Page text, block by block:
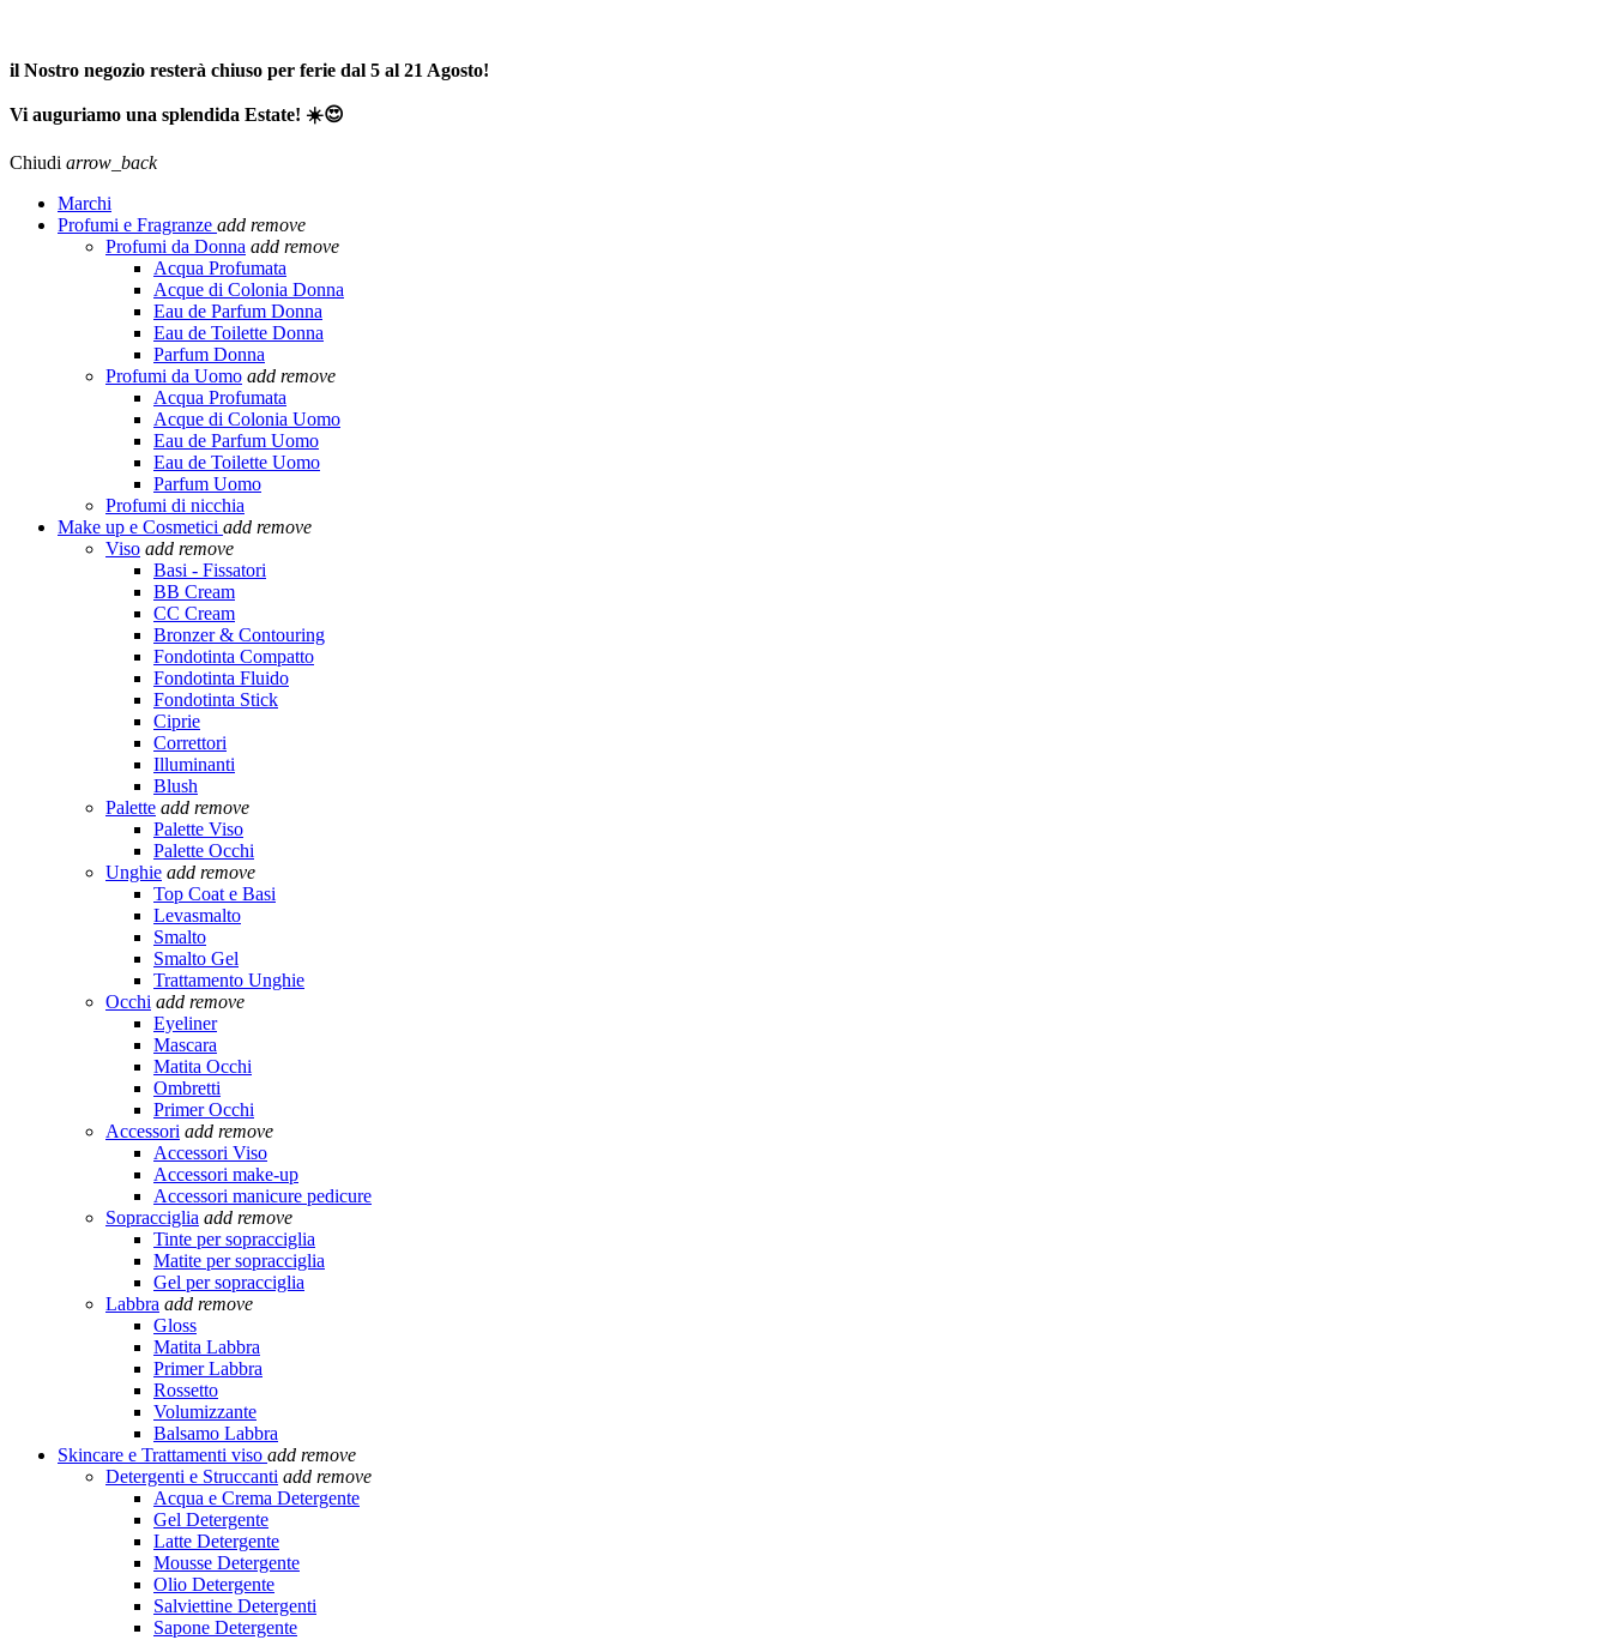
il Nostro negozio resterà chiuso per ferie dal 5 al 21 Agosto!
Vi auguriamo una splendida Estate! ☀️😍
Chiudi arrow_back
Marchi
Profumi e Fragranze add remove
Profumi da Donna add remove
Acqua Profumata
Acque di Colonia Donna
Eau de Parfum Donna
Eau de Toilette Donna
Parfum Donna
Profumi da Uomo add remove
Acqua Profumata
Acque di Colonia Uomo
Eau de Parfum Uomo
Eau de Toilette Uomo
Parfum Uomo
Profumi di nicchia
Make up e Cosmetici add remove
Viso add remove
Basi - Fissatori
BB Cream
CC Cream
Bronzer & Contouring
Fondotinta Compatto
Fondotinta Fluido
Fondotinta Stick
Ciprie
Correttori
Illuminanti
Blush
Palette add remove
Palette Viso
Palette Occhi
Unghie add remove
Top Coat e Basi
Levasmalto
Smalto
Smalto Gel
Trattamento Unghie
Occhi add remove
Eyeliner
Mascara
Matita Occhi
Ombretti
Primer Occhi
Accessori add remove
Accessori Viso
Accessori make-up
Accessori manicure pedicure
Sopracciglia add remove
Tinte per sopracciglia
Matite per sopracciglia
Gel per sopracciglia
Labbra add remove
Gloss
Matita Labbra
Primer Labbra
Rossetto
Volumizzante
Balsamo Labbra
Skincare e Trattamenti viso add remove
Detergenti e Struccanti add remove
Acqua e Crema Detergente
Gel Detergente
Latte Detergente
Mousse Detergente
Olio Detergente
Salviettine Detergenti
Sapone Detergente